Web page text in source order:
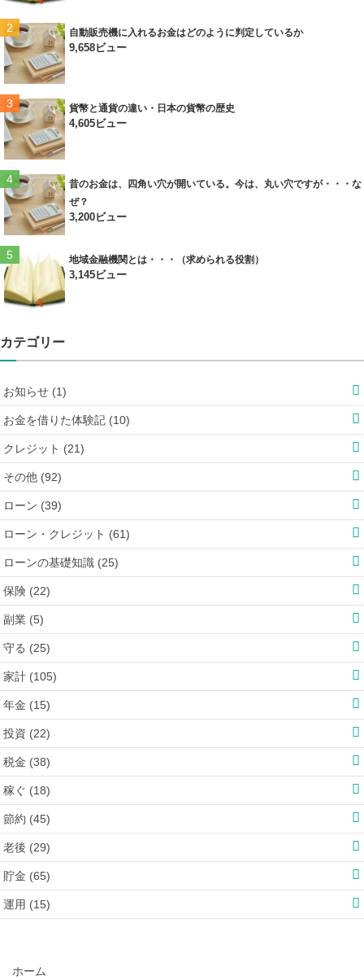
自動販売機に入れるお金はどのように判定しているか
9,658ビュー
貨幣と通貨の違い・日本の貨幣の歴史
4,605ビュー
昔のお金は、四角い穴が開いている。今は、丸い穴ですが・・・な
ぜ？
3,200ビュー
地域金融機関とは・・・（求められる役割）
3,145ビュー
カテゴリー
お知らせ (1)
お金を借りた体験記 (10)
クレジット (21)
その他 (92)
ローン (39)
ローン・クレジット (61)
ローンの基礎知識 (25)
保険 (22)
副業 (5)
守る (25)
家計 (105)
年金 (15)
投資 (22)
税金 (38)
稼ぐ (18)
節約 (45)
老後 (29)
貯金 (65)
運用 (15)
ホーム